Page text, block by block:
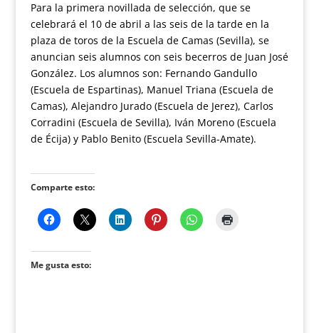
Para la primera novillada de selección, que se
celebrará el 10 de abril a las seis de la tarde en la
plaza de toros de la Escuela de Camas (Sevilla), se
anuncian seis alumnos con seis becerros de Juan José
González. Los alumnos son: Fernando Gandullo
(Escuela de Espartinas), Manuel Triana (Escuela de
Camas), Alejandro Jurado (Escuela de Jerez), Carlos
Corradini (Escuela de Sevilla), Iván Moreno (Escuela
de Écija) y Pablo Benito (Escuela Sevilla-Amate).
Comparte esto:
Me gusta esto: